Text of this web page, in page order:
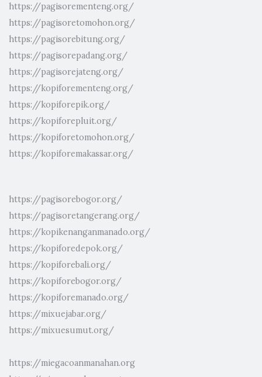
https://pagisorementeng.org/
https://pagisoretomohon.org/
https://pagisorebitung.org/
https://pagisorepadang.org/
https://pagisorejateng.org/
https://kopiforementeng.org/
https://kopiforepik.org/
https://kopiforepluit.org/
https://kopiforetomohon.org/
https://kopiforemakassar.org/
https://pagisorebogor.org/
https://pagisoretangerang.org/
https://kopikenanganmanado.org/
https://kopiforedepok.org/
https://kopiforebali.org/
https://kopiforebogor.org/
https://kopiforemanado.org/
https://mixuejabar.org/
https://mixuesumut.org/
https://miegacoanmanahan.org